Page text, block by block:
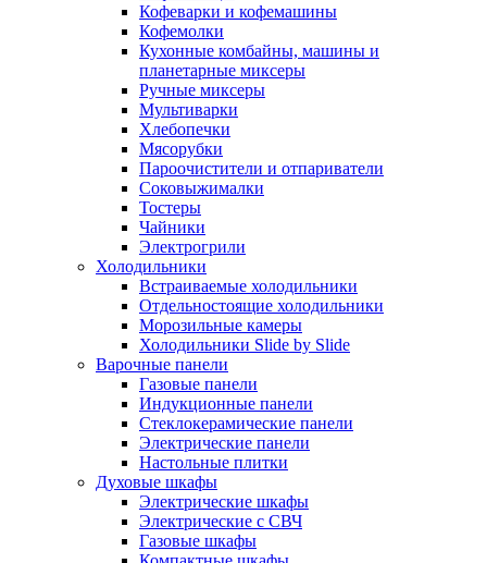
Кофеварки и кофемашины
Кофемолки
Кухонные комбайны, машины и
планетарные миксеры
Ручные миксеры
Мультиварки
Хлебопечки
Мясорубки
Пароочистители и отпариватели
Соковыжималки
Тостеры
Чайники
Электрогрили
Холодильники
Встраиваемые холодильники
Отдельностоящие холодильники
Морозильные камеры
Холодильники Slide by Slide
Варочные панели
Газовые панели
Индукционные панели
Стеклокерамические панели
Электрические панели
Настольные плитки
Духовые шкафы
Электрические шкафы
Электрические с СВЧ
Газовые шкафы